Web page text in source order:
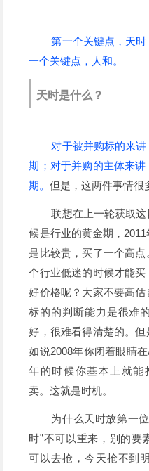
第一个关键点，天
一个关键点，人和。
天时是什么？
对于被并购标的来
期；对于并购的主体来
期。但是，这两件事情很
联想在上一轮获取
候是行业的黄金期，
是比较贵，买了一个高
个行业低迷的时候才能
好价格呢？大家不要高
标的的判断能力是很难
好，很难看得清楚的。
如说2008年你闭着眼睛
年的时候你基本上就能
卖。这就是时机。
为什么天时放第一
时”不可以重来，别的要
可以去抢，今天抢不到